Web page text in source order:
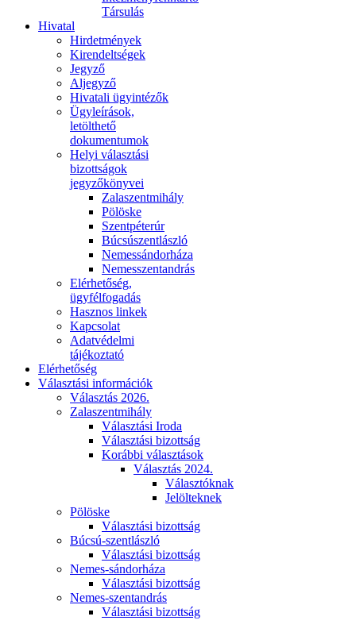
Társulás
Hivatal
Hirdetmények
Kirendeltségek
Jegyző
Aljegyző
Hivatali ügyintézők
Ügyleírások,
letölthető
dokumentumok
Helyi választási
bizottságok
jegyzőkönyvei
Zalaszentmihály
Pölöske
Szentpéterúr
Búcsúszentlászló
Nemessándorháza
Nemesszentandrás
Elérhetőség,
ügyfélfogadás
Hasznos linkek
Kapcsolat
Adatvédelmi
tájékoztató
Elérhetőség
Választási információk
Választás 2026.
Zalaszentmihály
Választási Iroda
Választási bizottság
Korábbi választások
Választás 2024.
Választóknak
Jelölteknek
Pölöske
Választási bizottság
Búcsú-szentlászló
Választási bizottság
Nemes-sándorháza
Választási bizottság
Nemes-szentandrás
Választási bizottság